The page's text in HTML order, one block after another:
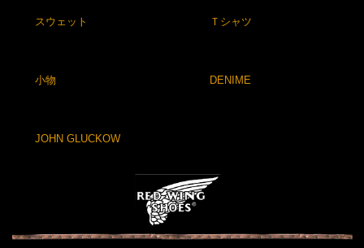
スウェット Ｔシャツ
小物 DENIME
JOHN GLUCKOW